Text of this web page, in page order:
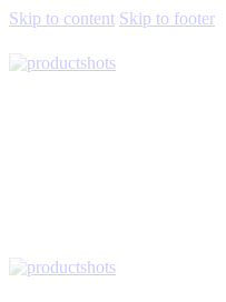
Skip to content Skip to footer